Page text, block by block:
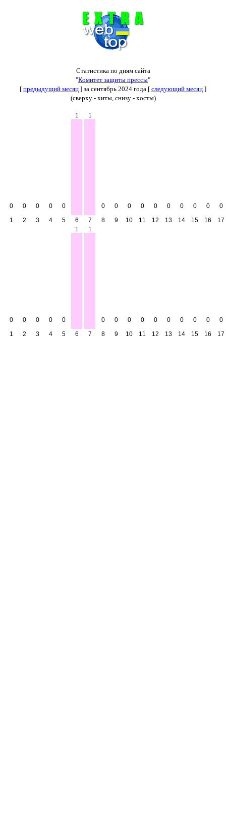
Статистика по дням сайта
"Комитет защиты прессы"
[ предыдущий месяц ] за сентябрь 2024 года [ следующий месяц ]
(сверху - хиты, снизу - хосты)
0
1
0
2
0
3
0
4
0
5
1
6
1
7
0
8
0
9
0
10
0
11
0
12
0
13
0
14
0
15
0
16
0
17
0
1
0
2
0
3
0
4
0
5
1
6
1
7
0
8
0
9
0
10
0
11
0
12
0
13
0
14
0
15
0
16
0
17